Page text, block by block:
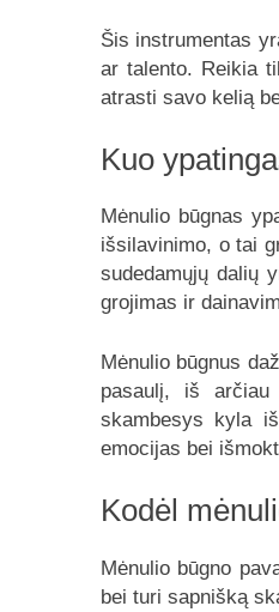
Šis instrumentas
ar talento. Reikia
atrasti savo kelią
Kuo
Mėnulio būgnas
išsilavinimo, o tai
sudedamųjų dalių
grojimas ir
Mėnulio būgnus
pasaulį, iš
skambesys kyla
emocijas bei
Kodėl
Mėnulio būgno
bei turi sapnišką